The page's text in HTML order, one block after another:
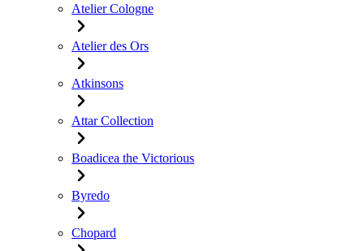
Atelier Cologne
Atelier des Ors
Atkinsons
Attar Collection
Boadicea the Victorious
Byredo
Chopard